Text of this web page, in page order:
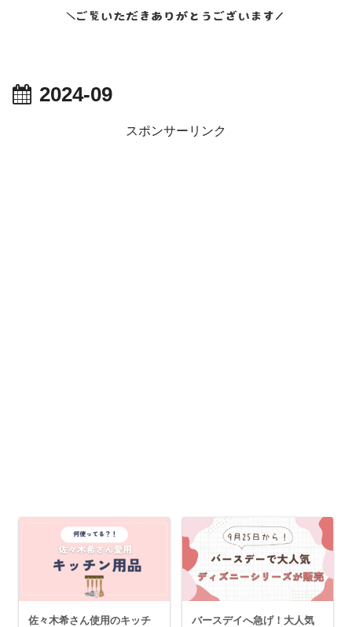
2024-09
スポンサーリンク
佐々木希さん使用のキッチ
バースデイへ急げ！大人気